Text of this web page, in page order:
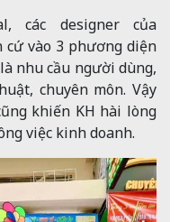
các designer của
cứ vào 3 phương diện
nhu cầu người dùng,
chuyên môn. Vậy
khiến KH hài lòng
việc kinh doanh.